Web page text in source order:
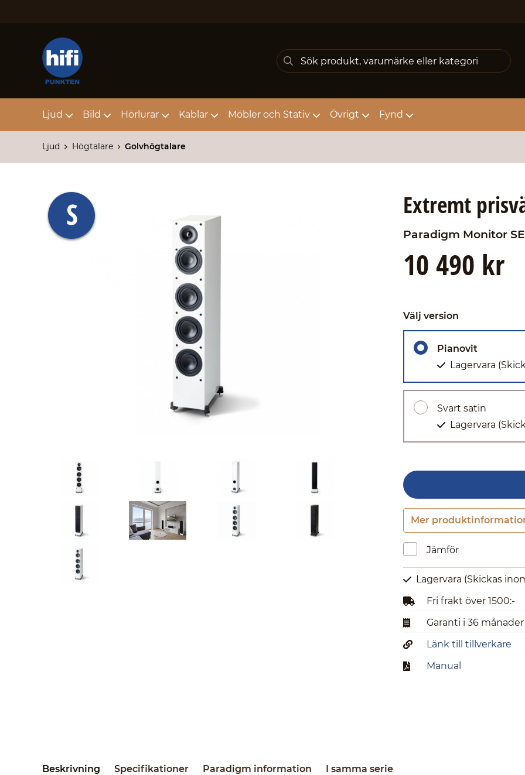
Ljud Bild Hörlurar Kablar Möbler och Stativ Övrigt Fynd
Ljud Högtalare Golvhögtalare
Extremt
Paradigm Monitor
10 490 kr
Välj version
Pianovit
Lagervara
Svart satin
Lagervara
Mer
Jämför
Lagervara (Skickas
Fri frakt över 1500:-
Garanti i 36 månader
Länk till tillverkare
Manual
Beskrivning Specifikationer Paradigm information I samma serie